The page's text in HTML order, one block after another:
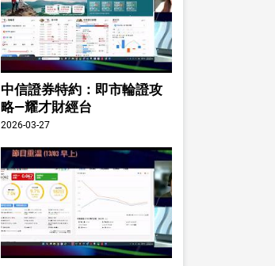
中信證券特約：即市輪證攻
略—耀才財經台
2026-03-27